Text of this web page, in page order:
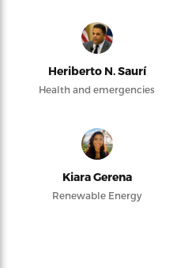
Heriberto N. Saurí
Health and emergencies
Kiara Gerena
Renewable Energy